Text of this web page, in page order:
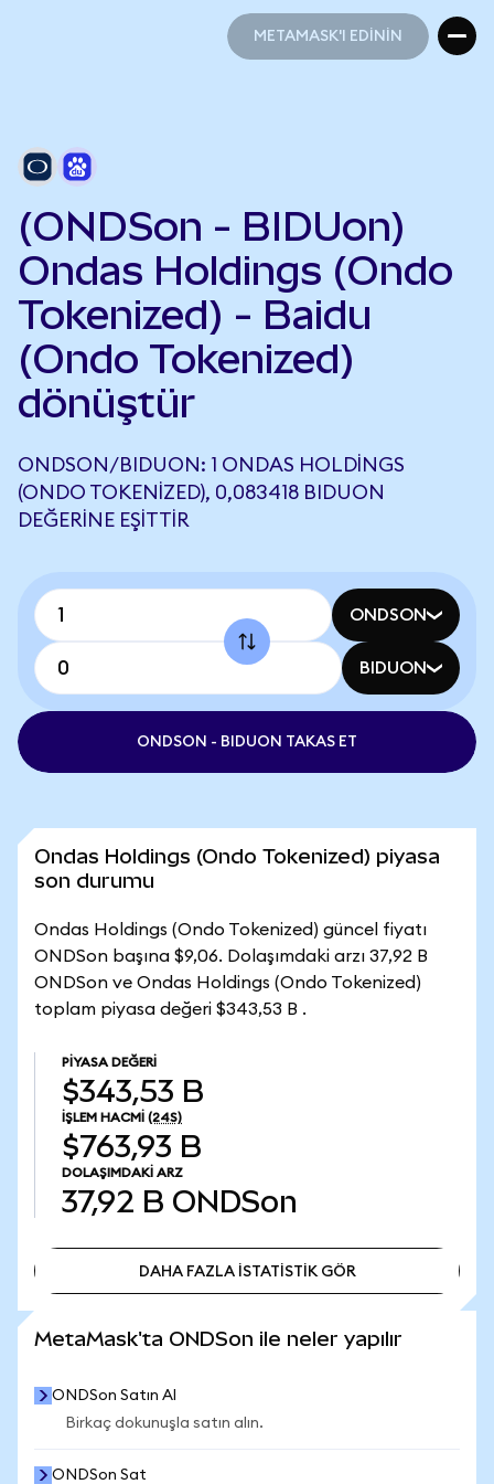
METAMASK'I EDİNİN
(ONDSon - BIDUon)
Ondas Holdings (Ondo
Tokenized) - Baidu
(Ondo Tokenized)
dönüştür
ONDSON/BIDUON: 1 ONDAS HOLDINGS
(ONDO TOKENIZED), 0,083418 BIDUON
DEĞERINE EŞITTIR
ONDSON
BIDUON
ONDSON - BIDUON TAKAS ET
Ondas Holdings (Ondo Tokenized) piyasa
son durumu
Ondas Holdings (Ondo Tokenized) güncel fiyatı
ONDSon başına $9,06. Dolaşımdaki arzı 37,92 B
ONDSon ve Ondas Holdings (Ondo Tokenized)
toplam piyasa değeri $343,53 B .
PIYASA DEĞERI
$343,53 B
İŞLEM HACMI (24S)
$763,93 B
DOLAŞIMDAKI ARZ
37,92 B ONDSon
DAHA FAZLA İSTATİSTİK GÖR
MetaMask'ta ONDSon ile neler yapılır
ONDSon Satın Al
Birkaç dokunuşla satın alın.
ONDSon Sat